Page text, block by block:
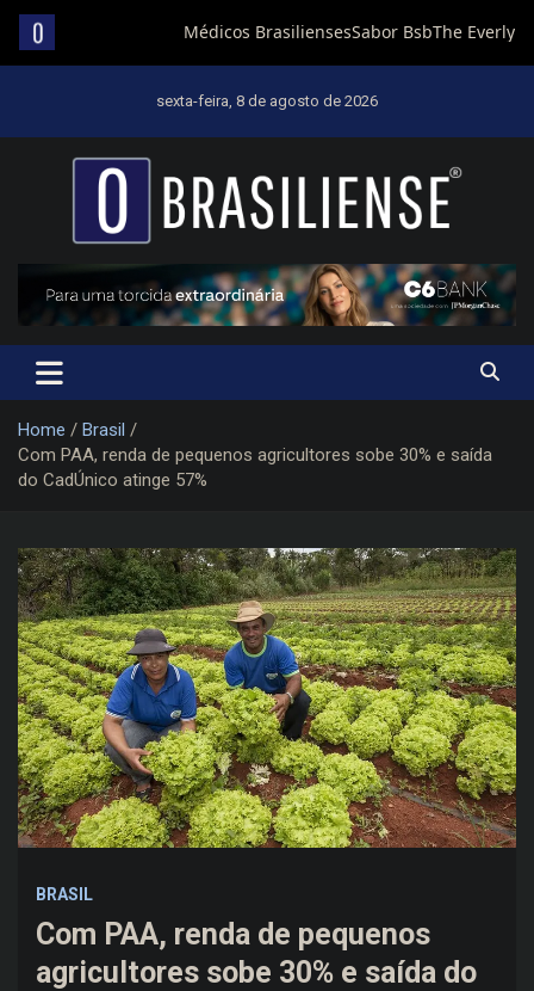
sexta-feira, 8 de agosto de 2026
Um diário de notícias que trabalha por Brasília
Home
Brasil
Com PAA, renda de pequenos agricultores sobe 30% e saída
do CadÚnico atinge 57%
BRASIL
Com PAA, renda de pequenos
agricultores sobe 30% e saída do